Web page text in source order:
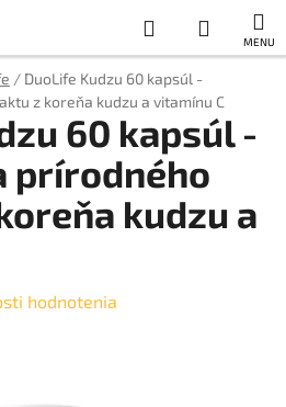
Hľadať
KOŠÍK
/ DuoLife Kudzu 60 kapsúl -
z koreňa kudzu a vitamínu C
60 kapsúl -
prírodného
kudzu a
hodnotenia